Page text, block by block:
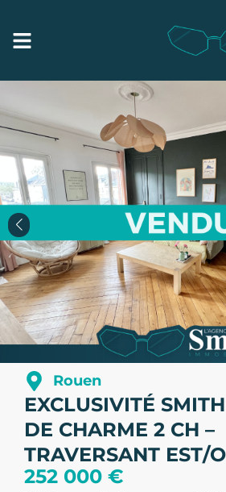
Rouen
EXCLUSIVITÉ
DE CHARME 2 CH –
TRAVERSANT EST/O
252 000 €